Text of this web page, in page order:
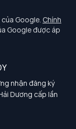
nghiệp
Google. Chính
Google được áp
nhận đăng ký
Dương cấp lần